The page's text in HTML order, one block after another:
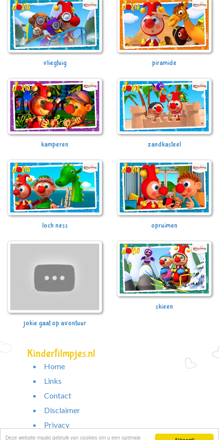
Deze website maakt gebruik van cookies om u een optimale
vliegtuig piramide
kamperen zandkasteel
loch ness opruimen
jokie gaat op avontuur
skieen
Kinderfilmpjes.nl
Home
Links
Contact
Disclaimer
Privacy